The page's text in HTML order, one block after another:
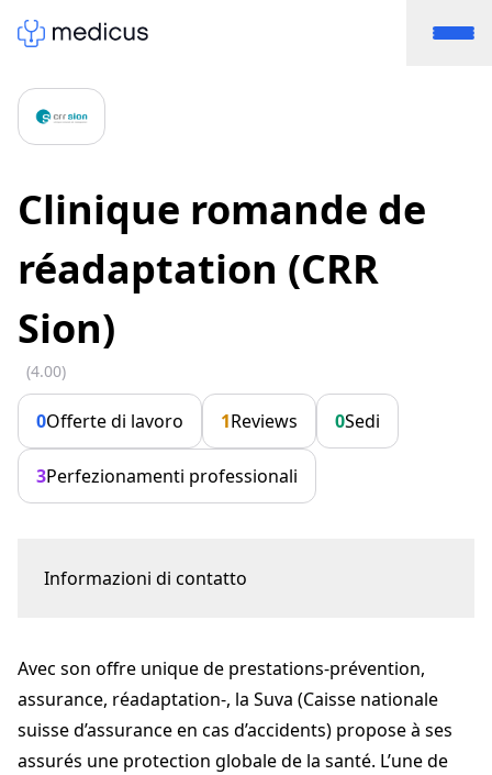
Clinique romande de
réadaptation (CRR
Sion)
(4.00)
0Offerte di lavoro 1Reviews 0Sedi
3Perfezionamenti professionali
Informazioni di contatto
Erwann Duros
RH@crr-suva.ch
+41 27 603 30 25
crr-suva.ch
Avec son offre unique de prestations-prévention,
assurance, réadaptation-, la Suva (Caisse nationale
suisse d’assurance en cas d’accidents) propose à ses
assurés une protection globale de la santé. L’une de